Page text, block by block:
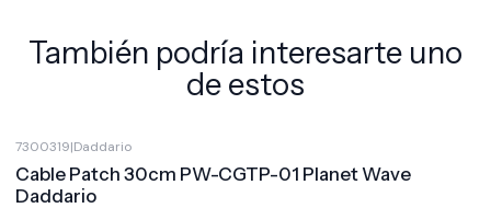
También podría interesarte uno
de estos
7300319|Daddario
Cable Patch 30cm PW-CGTP-01 Planet Wave
Daddario